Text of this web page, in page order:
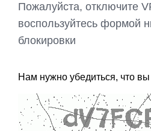
Пожалуйста, отключите
воспользуйтесь формой
блокировки
Нам нужно убедиться, что